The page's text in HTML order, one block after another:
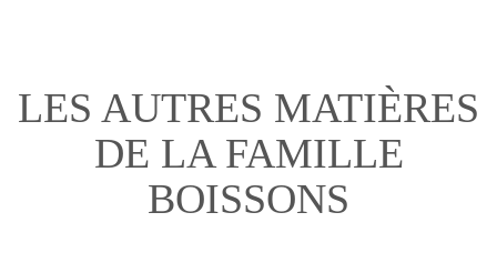
LES AUTRES MATIÈRES
DE LA FAMILLE
BOISSONS